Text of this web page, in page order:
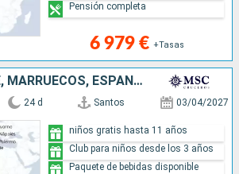
6 979 € +Tasas
Pensión completa
BRASIL, TENERIFE, MARRUECOS, ESPAÑA, TÚNEZ, ITALIA, FRANCIA
24 d Santos 03/04/2027
niños gratis hasta 11 años
Club para niños desde los 3 años
Paquete de bebidas disponible